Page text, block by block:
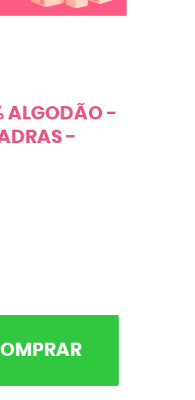
ALGODÃO -
-